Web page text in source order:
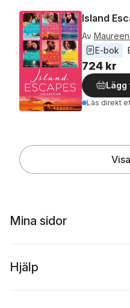
Island
Av
E-bok
724 kr
Lägg
Läs direkt
Mina sidor
Hjälp